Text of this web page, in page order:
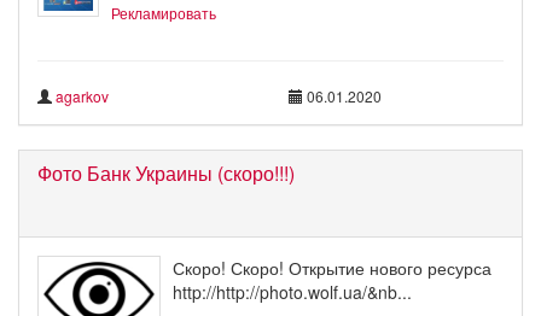
Рекламировать
agarkov 06.01.2020
Фото Банк Украины (скоро!!!)
Скоро! Скоро! Открытие нового ресурса
http://http://photo.wolf.ua/&nb...